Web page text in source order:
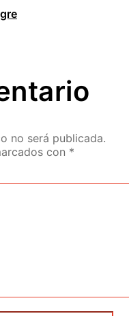
no será publicada.
con *